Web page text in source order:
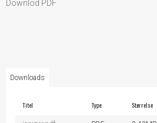
Downlod PDF
Downloads
Titel Type Størrelse